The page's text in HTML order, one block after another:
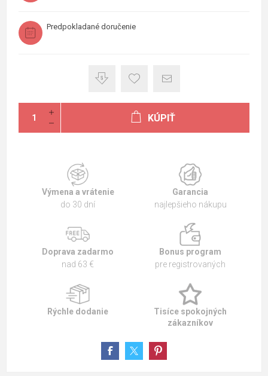
Predpokladané doručenie
KÚPIŤ
Výmena a vrátenie
do 30 dní
Garancia
najlepšieho nákupu
Doprava zadarmo
nad 63 €
Bonus program
pre registrovaných
Rýchle dodanie
Tisíce spokojných
zákazníkov